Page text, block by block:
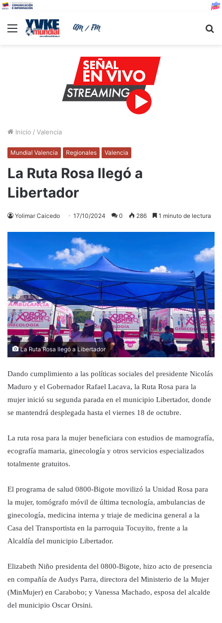
Menu
Inicio / Valencia
Mundial Valencia Regionales Valencia
La Ruta Rosa llegó a
Libertador
Yolimar Caicedo 17/10/2024 0 286 1 minuto de lectura
La Ruta Rosa llegó a Libertador
Dando cumplimiento a las políticas sociales del presidente Nicolás
Maduro y el Gobernador Rafael Lacava, la Ruta Rosa para la
mujer inició su segunda parada en el municipio Libertador, donde
se mantendrá desplegada hasta el viernes 18 de octubre.
La ruta rosa para la mujer beneficiara con estudios de mamografía,
ecografía mamaria, ginecología y otros servicios especializados
totalmente gratuitos.
El programa de salud 0800-Bigote movilizó la Unidad Rosa para
la mujer, tomógrafo móvil de última tecnología, ambulancias de
ginecología, medicina interna y triaje de medicina general a la
Casa del Transportista en la parroquia Tocuyito, frente a la
Alcaldía del municipio Libertador.
Elizabeth Niño presidenta del 0800-Bigote, hizo acto de presencia
en compañía de Audys Parra, directora del Ministerio de la Mujer
(MinMujer) en Carabobo; y Vanessa Machado, esposa del alcalde
del municipio Oscar Orsini.